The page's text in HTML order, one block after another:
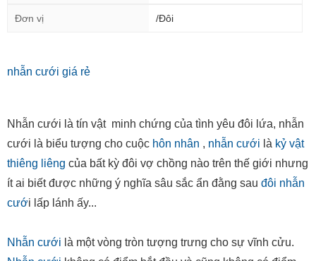
Đơn vị /Đôi
nhẫn cưới giá rẻ
Nhẫn cưới là tín vật minh chứng của tình yêu đôi lứa, nhẫn
cưới là biểu tượng cho cuộc hôn nhân , nhẫn cưới là kỷ vật
thiêng liêng của bất kỳ đôi vợ chồng nào trên thế giới nhưng
ít ai biết được những ý nghĩa sâu sắc ẩn đằng sau đôi nhẫn
cưới lấp lánh ấy...
Nhẫn cưới là một vòng tròn tượng trưng cho sự vĩnh cửu.